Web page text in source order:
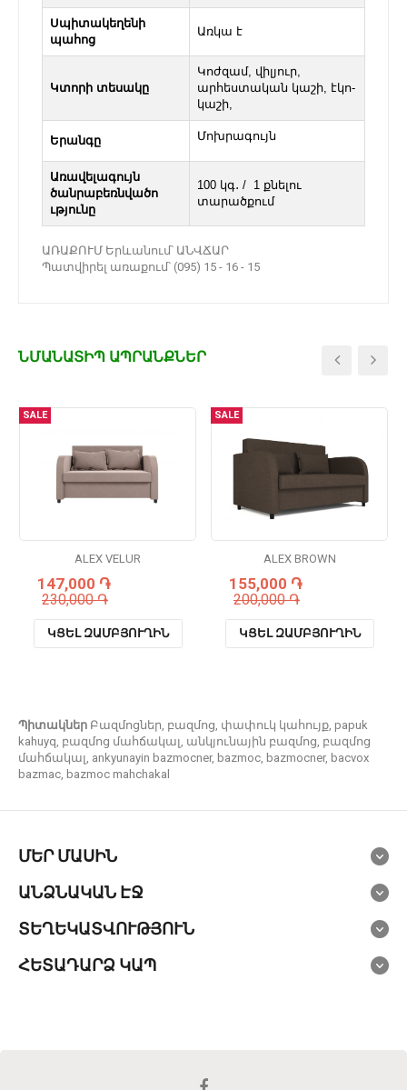
Սպիտակեղենի
պահոց
Առկա է
Կտորի տեսակը
Կոժզամ, վիլյուր,
արհեստական կաշի, էկո-
կաշի,
Երանգը Մոխրագույն
Առավելագույն
ծանրաբեռնվածո
ւթյունը
100 կգ․ / 1 քնելու
տարածքում
ԱՌԱՔՈՒՄ Երևանում՝ ԱՆՎՃԱՐ
Պատվիրել առաքում՝ (095) 15 - 16 - 15
ՆՄԱՆԱՏԻՊ ԱՊՐԱՆՔՆԵՐ
SALE
ALEX VELUR
147,000 ֏
230,000 ֏
ԿՑԵԼ ԶԱՄԲՅՈՒՂԻՆ
SALE
ALEX BROWN
155,000 ֏
200,000 ֏
ԿՑԵԼ ԶԱՄԲՅՈՒՂԻՆ
Պիտակներ Բազմոցներ, բազմոց, փափուկ կահույք, papuk
kahuyq, բազմոց մահճակալ, անկյունային բազմոց, բազմոց
մահճակալ, ankyunayin bazmocner, bazmoc, bazmocner, bacvox
bazmac, bazmoc mahchakal
ՄԵՐ ՄԱՍԻՆ
ԱՆՁՆԱԿԱՆ ԷՋ
ՏԵՂԵԿԱՏՎՈՒԹՅՈՒՆ
ՀԵՏԱԴԱՐՁ ԿԱՊ